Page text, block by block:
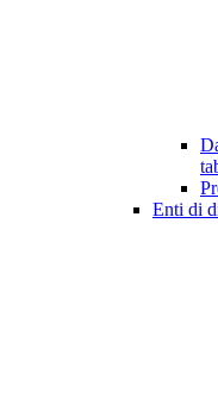
Enti di